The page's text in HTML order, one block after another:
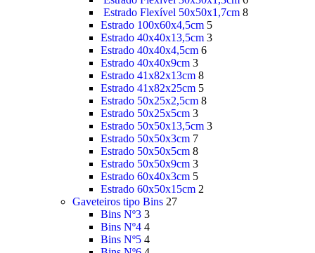
Estrado Flexível 50x50x1,7cm 8
Estrado 100x60x4,5cm 5
Estrado 40x40x13,5cm 3
Estrado 40x40x4,5cm 6
Estrado 40x40x9cm 3
Estrado 41x82x13cm 8
Estrado 41x82x25cm 5
Estrado 50x25x2,5cm 8
Estrado 50x25x5cm 3
Estrado 50x50x13,5cm 3
Estrado 50x50x3cm 7
Estrado 50x50x5cm 8
Estrado 50x50x9cm 3
Estrado 60x40x3cm 5
Estrado 60x50x15cm 2
Gaveteiros tipo Bins 27
Bins Nº3 3
Bins Nº4 4
Bins Nº5 4